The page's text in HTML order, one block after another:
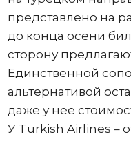
представлено на
до конца осени
сторону
Единственной
альтернативой
даже у нее
У Turkish Airlines –